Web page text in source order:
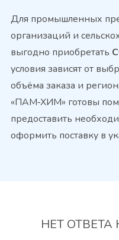
Для промышленных
организаций и
выгодно приобретать
условия зависят от
объёма заказа и
«ПАМ‑ХИМ» готовы
предоставить
оформить поставку в
НЕТ ОТВЕТА